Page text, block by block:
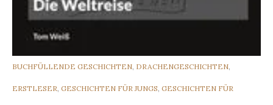
CATEGORIES
BUCHFÜLLENDE GESCHICHTEN, DRACHENGESCHICHTEN,
ERSTLESER, GESCHICHTEN FÜR JUNGS, GESCHICHTEN FÜR